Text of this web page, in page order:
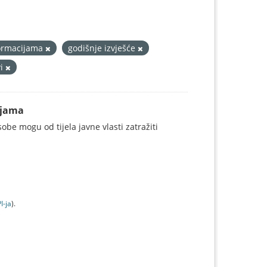
godišnje izvješće
mogu od tijela javne vlasti zatražiti
jа).